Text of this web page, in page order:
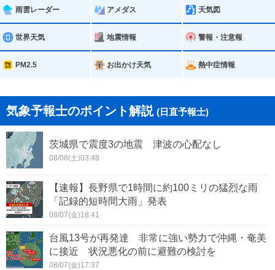
雨雲レーダー アメダス 天気図
世界天気 地震情報 警報・注意報
PM2.5 お出かけ天気 熱中症情報
気象予報士のポイント解説 (日直予報士)
茨城県で震度3の地震 津波の心配なし
08/08(土)03:48
【速報】長野県で1時間に約100ミリの猛烈な雨
「記録的短時間大雨」発表
08/07(金)18:41
台風13号が再発達 非常に強い勢力で沖縄・奄美
に接近 状況悪化の前に避難の検討を
08/07(金)17:37